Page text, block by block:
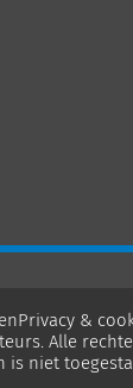
Privacy &
Alle
is niet